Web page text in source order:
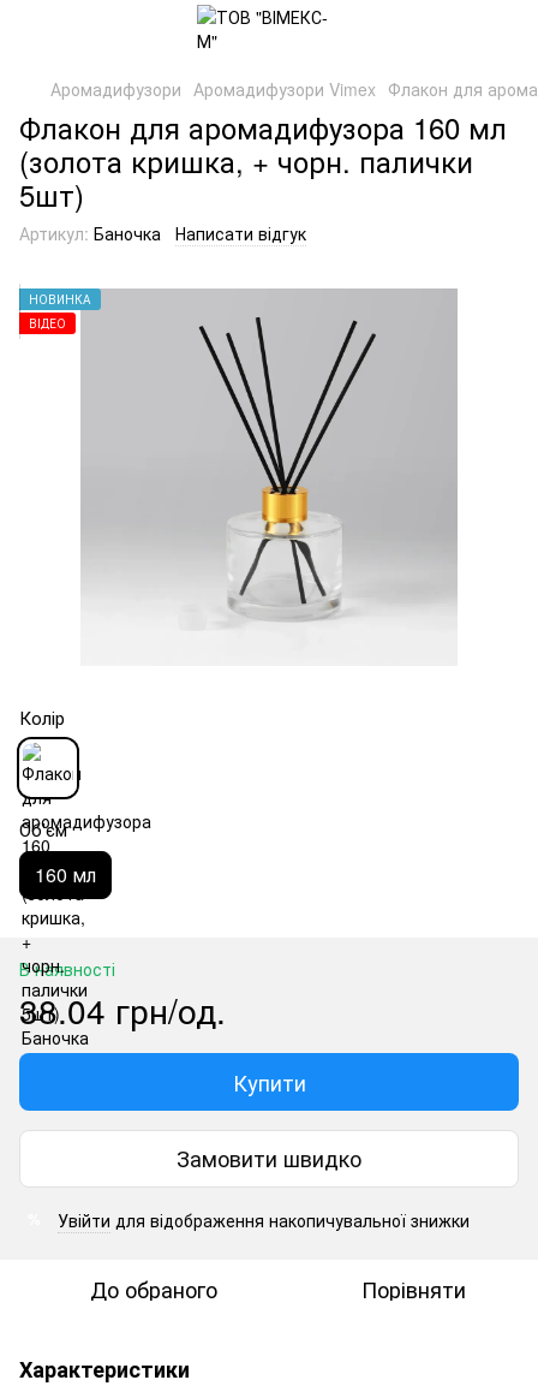
Аромадифузори Аромадифузори Vimex Флакон для
Флакон для аромадифузора 160 мл
(золота кришка, + чорн. палички
5шт)
Артикул: Баночка Написати відгук
НОВИНКА
ВІДЕО
Колір
Об'єм
160 мл
В наявності
38.04 грн/од.
Купити
Замовити швидко
Увійти для відображення накопичувальної знижки
До обраного Порівняти
Характеристики